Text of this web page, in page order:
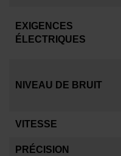
EXIGENCES
ÉLECTRIQUES
NIVEAU DE BRUIT
VITESSE
PRÉCISION